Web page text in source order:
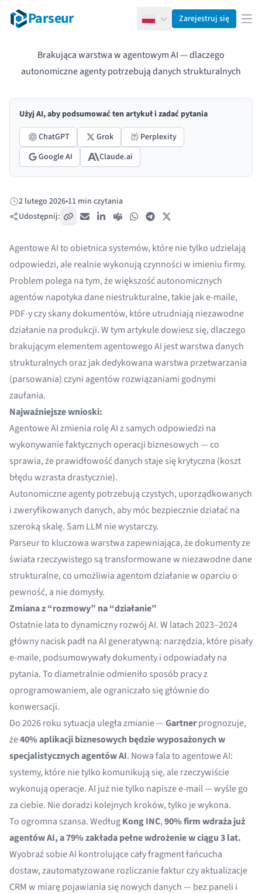
Parseur PolskiZarejestruj się
Brakująca warstwa w agentowym AI — dlaczego
autonomiczne agenty potrzebują danych strukturalnych
Użyj AI, aby podsumować ten artykuł i zadać pytania
ChatGPT
Grok
Perplexity
Google AI
Claude.ai
Opublikowano:
2 lutego 2026•11 min czytania
Udostępnij:
Skopiuj link
E-mail LinkedIn
Teams WhatsAppTelegram
Agentowe AI to obietnica systemów, które nie tylko udzielają
odpowiedzi, ale realnie wykonują czynności w imieniu firmy.
Problem polega na tym, że większość autonomicznych
agentów napotyka dane niestrukturalne, takie jak e-maile,
PDF-y czy skany dokumentów, które utrudniają niezawodne
działanie na produkcji. W tym artykule dowiesz się, dlaczego
brakującym elementem agentowego AI jest warstwa danych
strukturalnych oraz jak dedykowana warstwa przetwarzania
(parsowania) czyni agentów rozwiązaniami godnymi
zaufania.
Najważniejsze wnioski:
Agentowe AI zmienia rolę AI z samych odpowiedzi na
wykonywanie faktycznych operacji biznesowych — co
sprawia, że prawidłowość danych staje się krytyczna (koszt
błędu wzrasta drastycznie).
Autonomiczne agenty potrzebują czystych, uporządkowanych
i zweryfikowanych danych, aby móc bezpiecznie działać na
szeroką skalę. Sam LLM nie wystarczy.
Parseur to kluczowa warstwa zapewniająca, że dokumenty ze
świata rzeczywistego są transformowane w niezawodne dane
strukturalne, co umożliwia agentom działanie w oparciu o
pewność, a nie domysły.
Zmiana z “rozmowy” na “działanie”
Ostatnie lata to dynamiczny rozwój AI. W latach 2023–2024
główny nacisk padł na AI generatywną: narzędzia, które pisały
e-maile, podsumowywały dokumenty i odpowiadały na
pytania. To diametralnie odmieniło sposób pracy z
oprogramowaniem, ale ograniczało się głównie do
konwersacji.
Do 2026 roku sytuacja uległa zmianie —Gartnerprognozuje,
że40% aplikacji biznesowych będzie wyposażonych w
specjalistycznych agentów AI. Nowa fala to agentowe AI:
systemy, które nie tylko komunikują się, ale rzeczywiście
wykonują operacje. AI już nie tylko napisze e-mail — wyśle go
za ciebie. Nie doradzi kolejnych kroków, tylko je wykona.
To ogromna szansa. WedługKong INC,90% firm wdraża już
agentów AI, a 79% zakłada pełne wdrożenie w ciągu 3 lat.
Wyobraź sobie AI kontrolujące cały fragment łańcucha
dostaw, zautomatyzowane rozliczanie faktur czy aktualizacje
CRM w miarę pojawiania się nowych danych — bez paneli i